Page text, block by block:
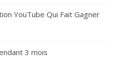
YouTube Qui Fait Gagner
3 mois